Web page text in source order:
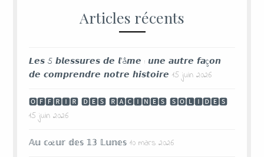
Articles récents
𝙇𝙚𝙨 5 𝙗𝙡𝙚𝙨𝙨𝙪𝙧𝙚𝙨 𝙙𝙚 𝙡’â𝙢𝙚 : 𝙪𝙣𝙚 𝙖𝙪𝙩𝙧𝙚 𝙛𝙖ç𝙤𝙣
𝙙𝙚 𝙘𝙤𝙢𝙥𝙧𝙚𝙣𝙙𝙧𝙚 𝙣𝙤𝙩𝙧𝙚 𝙝𝙞𝙨𝙩𝙤𝙞𝙧𝙚 15 juin 2026
🅾🅵🅵🆁🅸🆁 🅳🅴🆂 🆁🅰🅲🅸🅽🅴🆂 🆂🅾🅻🅸🅳🅴🆂
15 juin 2026
𝔸𝕦 𝕔œ𝕦𝕣 𝕕𝕖𝕤 𝟙𝟛 𝕃𝕦𝕟𝕖𝕤 10 mars 2026